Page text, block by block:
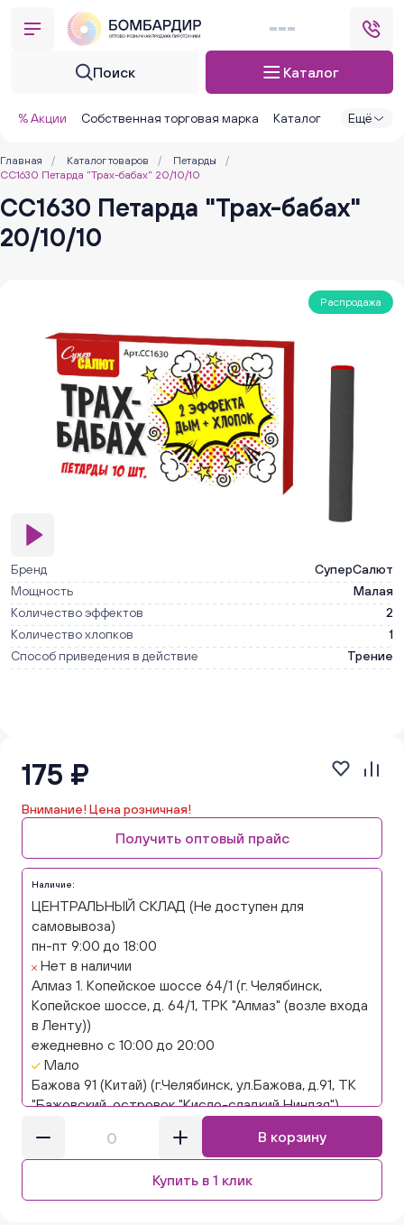
Поиск Каталог
% Акции Собственная торговая марка Каталог Ещё
Главная / Каталог товаров / Петарды
/
СС1630 Петарда "Трах-бабах" 20/10/10
СС1630 Петарда "Трах-бабах"
20/10/10
Распродажа
Бренд
СуперСалют
Мощность
Малая
Количество эффектов
2
Количество хлопков
1
Способ приведения в действие
Трение
175 ₽
Внимание! Цена розничная!
Получить оптовый прайс
Наличие:
ЦЕНТРАЛЬНЫЙ СКЛАД (Не доступен для
самовывоза)
пн-пт 9:00 до 18:00
Нет в наличии
Алмаз 1. Копейское шоссе 64/1 (г. Челябинск,
Копейское шоссе, д. 64/1, ТРК "Алмаз" (возле входа
в Ленту))
ежедневно с 10:00 до 20:00
Мало
Бажова 91 (Китай) (г.Челябинск, ул.Бажова, д.91, ТК
"Бажовский, островок "Кисло-сладкий Ниндзя")
ежедневно с 10:00 до 20:00
Мало
Бажова 91 Цветы (г. Челябинск, ул.Бажова, д91/1 (на
ежедневно с 10:00 до 20:00
В корзину
Купить в 1 клик